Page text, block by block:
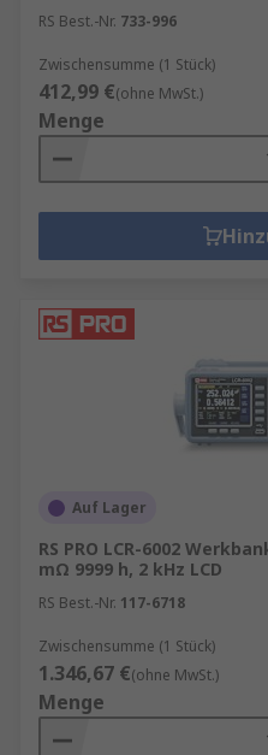
RS Best.-Nr. 733-996
Zwischensumme (1 Stück)
412,99 €(ohne MwSt.)
Menge
Auf Lager
RS PRO LCR-6002
mΩ 9999 h, 2 kHz LCD
RS Best.-Nr. 117-6718
Zwischensumme (1 Stück)
1.346,67 €(ohne MwSt.)
Menge